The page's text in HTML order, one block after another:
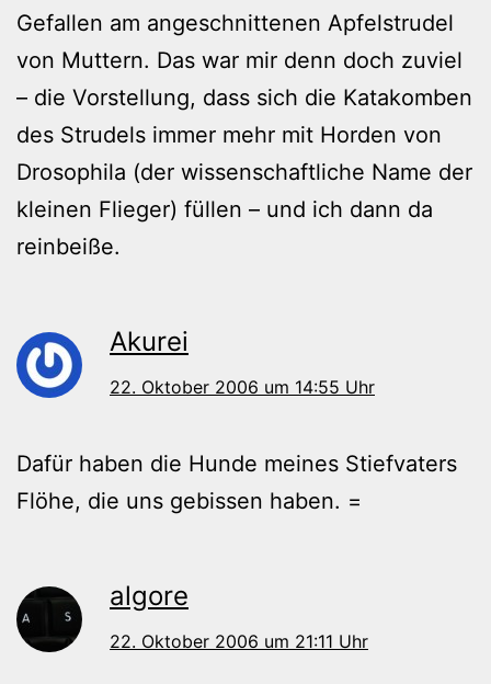
Gefallen am angeschnittenen Apfelstrudel
von Muttern. Das war mir denn doch zuviel
– die Vorstellung, dass sich die Katakomben
des Strudels immer mehr mit Horden von
Drosophila (der wissenschaftliche Name der
kleinen Flieger) füllen – und ich dann da
reinbeiße.
Akurei
22. Oktober 2006 um 14:55 Uhr
Dafür haben die Hunde meines Stiefvaters
Flöhe, die uns gebissen haben. =
algore
22. Oktober 2006 um 21:11 Uhr